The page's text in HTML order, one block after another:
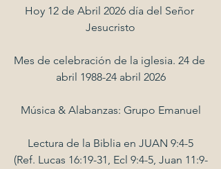
Hoy 12 de Abril 2026 día del Señor
Jesucristo
Mes de celebración de la iglesia. 24 de
abril 1988-24 abril 2026
Música & Alabanzas: Grupo Emanuel
Lectura de la Biblia en JUAN 9:4-5
(Ref. Lucas 16:19-31, Ecl 9:4-5, Juan 11:9-